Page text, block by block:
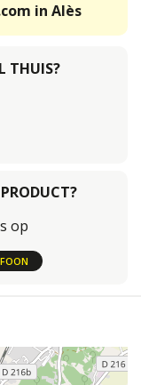
in Alès
THUIS?
op